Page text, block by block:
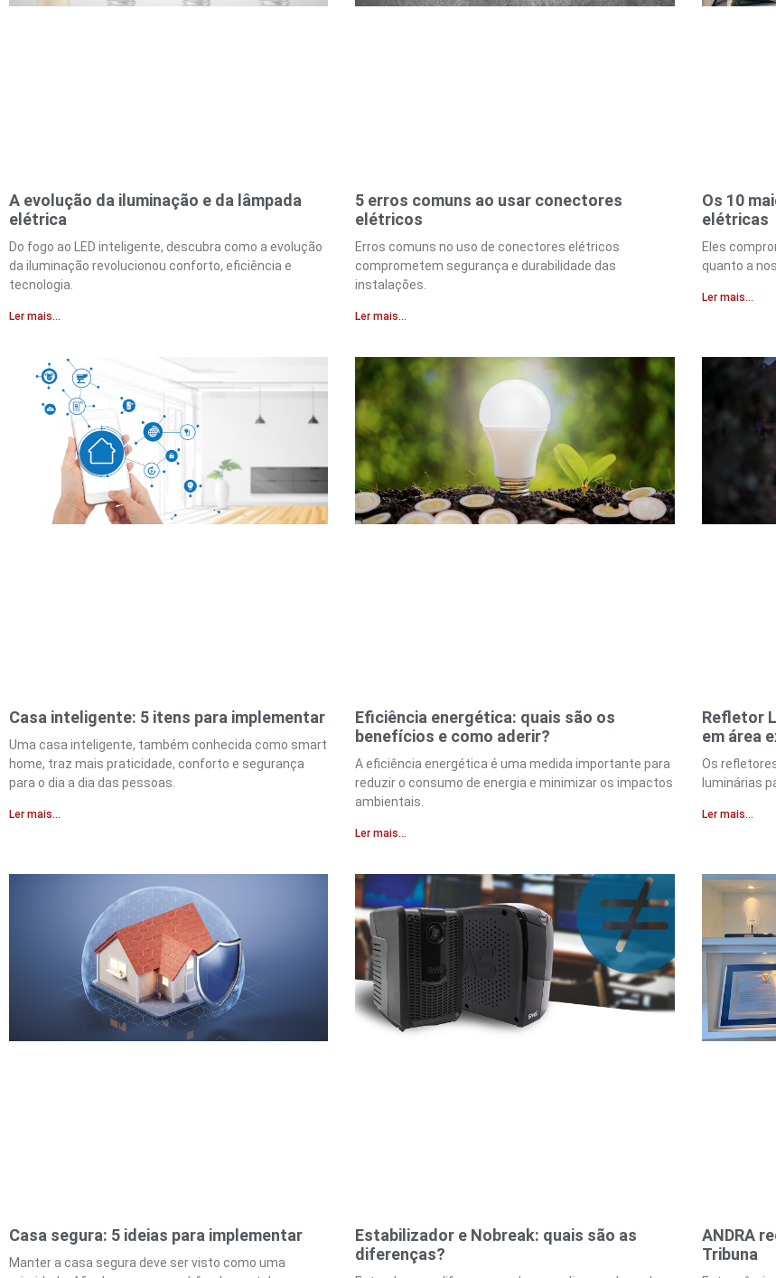
A evolução da iluminação e da lâmpada
elétrica
Do fogo ao LED inteligente, descubra como a evolução
da iluminação revolucionou conforto, eficiência e
tecnologia.
Ler mais...
5 erros comuns ao usar conectores
elétricos
Erros comuns no uso de conectores elétricos
comprometem segurança e durabilidade das
instalações.
Ler mais...
Os 10
elétricas
Eles
quanto a
Ler mais...
Casa inteligente: 5 itens para implementar
Uma casa inteligente, também conhecida como smart
home, traz mais praticidade, conforto e segurança
para o dia a dia das pessoas.
Ler mais...
Eficiência energética: quais são os
benefícios e como aderir?
A eficiência energética é uma medida importante para
reduzir o consumo de energia e minimizar os impactos
ambientais.
Ler mais...
Refletor
em área
Os
luminárias
Ler mais...
Casa segura: 5 ideias para implementar
Manter a casa segura deve ser visto como uma
Estabilizador e Nobreak: quais são as
diferenças?
ANDRA
Tribuna